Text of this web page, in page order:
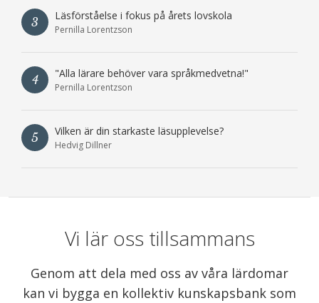
3 Läsförståelse i fokus på årets lovskola
Pernilla Lorentzson
4 "Alla lärare behöver vara språkmedvetna!"
Pernilla Lorentzson
5 Vilken är din starkaste läsupplevelse?
Hedvig Dillner
Vi lär oss tillsammans
Genom att dela med oss av våra lärdomar
kan vi bygga en kollektiv kunskapsbank som